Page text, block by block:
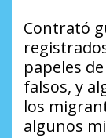
Contrató
papeles
falsos, y
los
algunos